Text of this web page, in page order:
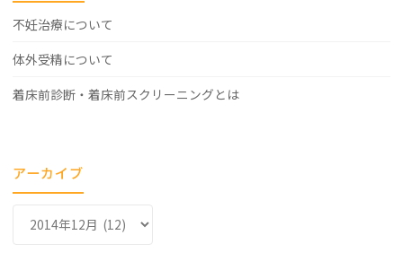
不妊治療について
体外受精について
着床前診断・着床前スクリーニングとは
アーカイブ